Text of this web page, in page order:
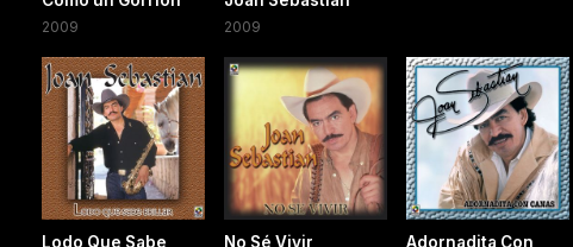
2009 2009
Lodo Que Sabe
No Sé Vivir
Adornadita Con